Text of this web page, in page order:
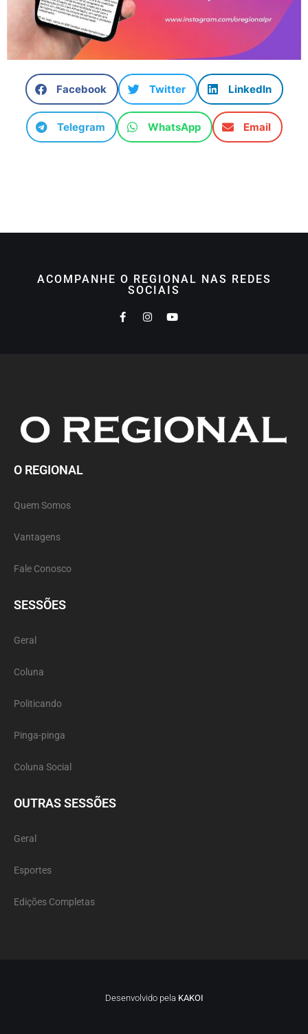
Facebook Twitter LinkedIn
Telegram WhatsApp Email
ACOMPANHE O REGIONAL NAS REDES
SOCIAIS
O REGIONAL
Quem Somos
Vantagens
Fale Conosco
SESSÕES
Geral
Coluna
Politicando
Pinga-pinga
Coluna Social
OUTRAS SESSÕES
Geral
Esportes
Edições Completas
Desenvolvido pela KAKOI